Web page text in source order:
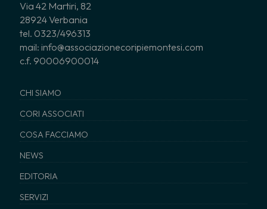
Via 42 Martiri, 82
28924 Verbania
tel. 0323/496313
mail: info@associazionecoripiemontesi.com
c.f. 90006900014
CHI SIAMO
CORI ASSOCIATI
COSA FACCIAMO
NEWS
EDITORIA
SERVIZI